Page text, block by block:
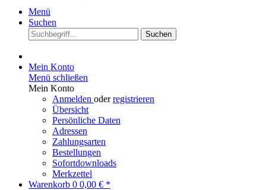
Menü
Suchen
Suchen
Mein Konto
Menü schließen
Mein Konto
Anmelden oderregistrieren
Übersicht
Persönliche Daten
Adressen
Zahlungsarten
Bestellungen
Sofortdownloads
Merkzettel
Warenkorb 0 0,00 € *